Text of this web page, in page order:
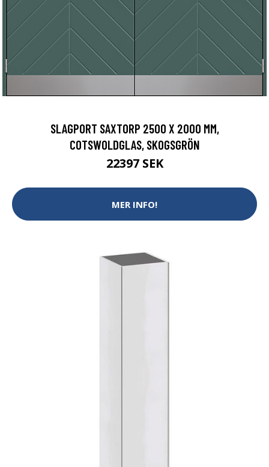
SLAGPORT SAXTORP 2500 X 2000 MM,
COTSWOLDGLAS, SKOGSGRÖN
22397 SEK
MER INFO!